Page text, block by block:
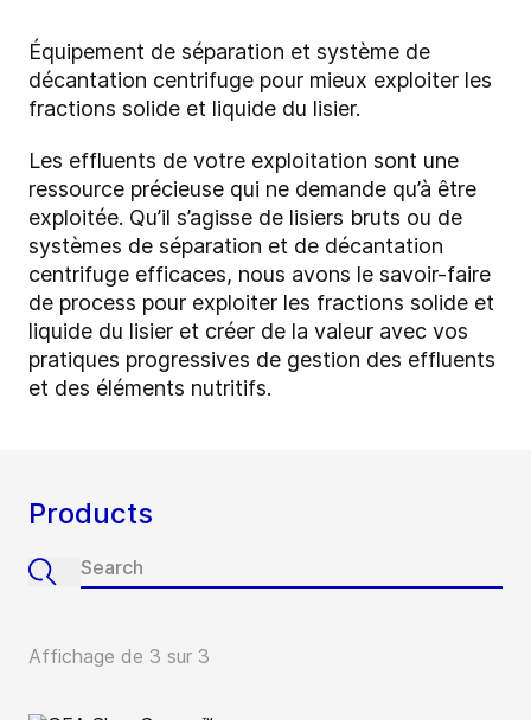
Équipement de séparation et système de
décantation centrifuge pour mieux exploiter les
fractions solide et liquide du lisier.
Les effluents de votre exploitation sont une
ressource précieuse qui ne demande qu’à être
exploitée. Qu’il s’agisse de lisiers bruts ou de
systèmes de séparation et de décantation
centrifuge efficaces, nous avons le savoir-faire
de process pour exploiter les fractions solide et
liquide du lisier et créer de la valeur avec vos
pratiques progressives de gestion des effluents
et des éléments nutritifs.
Products
Affichage de 3 sur 3